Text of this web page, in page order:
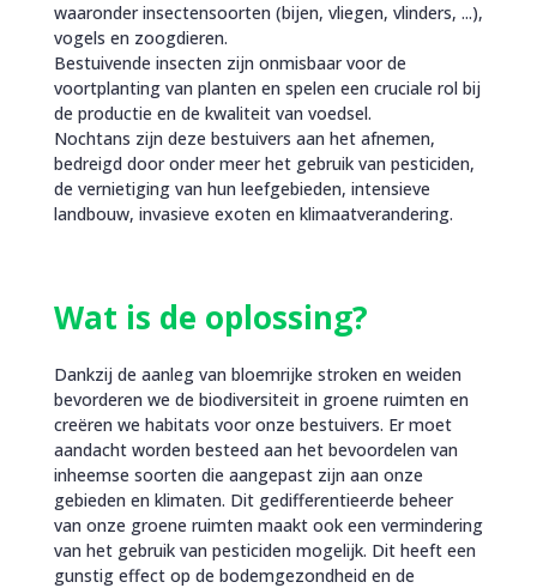
waaronder insectensoorten (bijen, vliegen, vlinders, ...),
vogels en zoogdieren.
Bestuivende insecten zijn onmisbaar voor de
voortplanting van planten en spelen een cruciale rol bij
de productie en de kwaliteit van voedsel.
Nochtans zijn deze bestuivers aan het afnemen,
bedreigd door onder meer het gebruik van pesticiden,
de vernietiging van hun leefgebieden, intensieve
landbouw, invasieve exoten en klimaatverandering.
Wat is de oplossing?
Dankzij de aanleg van bloemrijke stroken en weiden
bevorderen we de biodiversiteit in groene ruimten en
creëren we habitats voor onze bestuivers. Er moet
aandacht worden besteed aan het bevoordelen van
inheemse soorten die aangepast zijn aan onze
gebieden en klimaten. Dit gedifferentieerde beheer
van onze groene ruimten maakt ook een vermindering
van het gebruik van pesticiden mogelijk. Dit heeft een
gunstig effect op de bodemgezondheid en de